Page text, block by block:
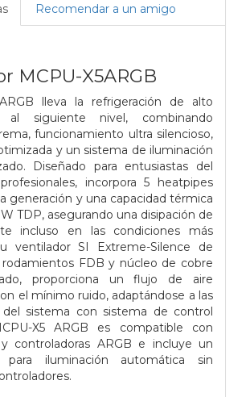
Recomendar a un amigo
MCPU-X5ARGB
lleva la refrigeración de alto
al siguiente nivel, combinando
funcionamiento ultra silencioso,
y un sistema de iluminación
Diseñado para entusiastas del
incorpora 5 heatpipes
generación y una capacidad térmica
TDP, asegurando una disipación de
incluso en las condiciones más
ventilador SI Extreme-Silence de
FDB y núcleo de cobre
proporciona un flujo de aire
el mínimo ruido, adaptándose a las
del sistema con sistema de control
X5 ARGB es compatible con
controladoras ARGB e incluye un
para iluminación automática sin